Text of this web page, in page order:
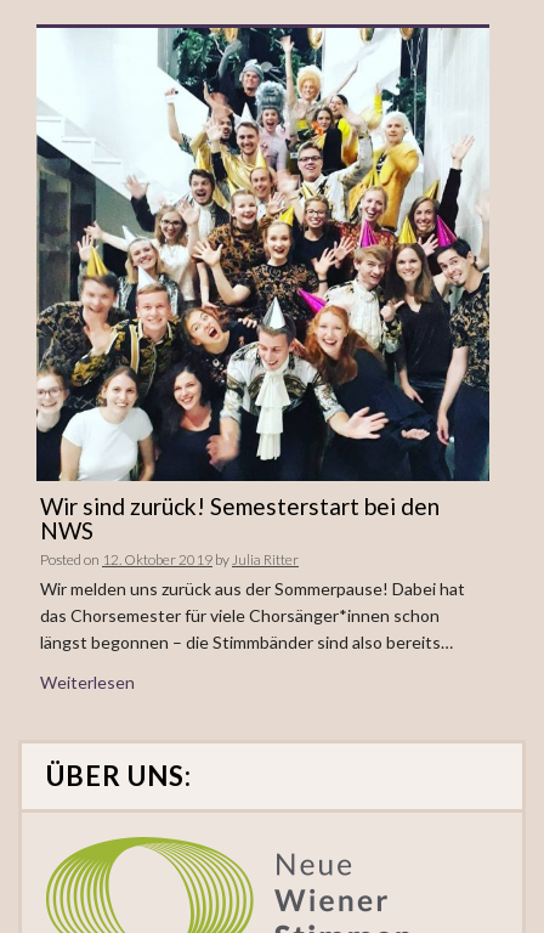
Wir sind zurück! Semesterstart bei den
NWS
Posted on 12. Oktober 2019 byJulia Ritter
Wir melden uns zurück aus der Sommerpause! Dabei hat
das Chorsemester für viele Chorsänger*innen schon
längst begonnen – die Stimmbänder sind also bereits…
Weiterlesen
ÜBER UNS: